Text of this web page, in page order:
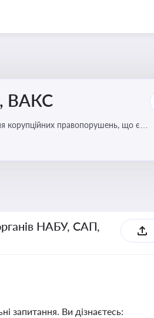
ВАКС
корупційних правопорушень, що є
НАБУ, САП,
запитання. Ви дізнаєтесь: